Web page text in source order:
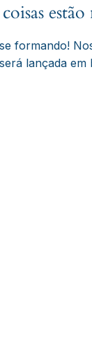
formando!
será lançada em